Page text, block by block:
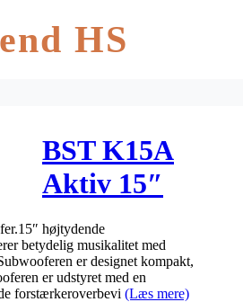
HS
BST K15A
Aktiv 15″
subwoofer
højtydende
betydelig musikalitet med
er designet kompakt,
er udstyret med en
forstærkeroverbevi (Læs mere)